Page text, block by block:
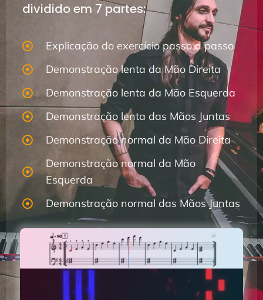
dividido em 7 partes:
Explicação do exercício passo a passo
Demonstração lenta da Mão Direita
Demonstração lenta da Mão Esquerda
Demonstração lenta das Mãos Juntas
Demonstração normal da Mão Direita
Demonstração normal da Mão
Esquerda
Demonstração normal das Mãos Juntas